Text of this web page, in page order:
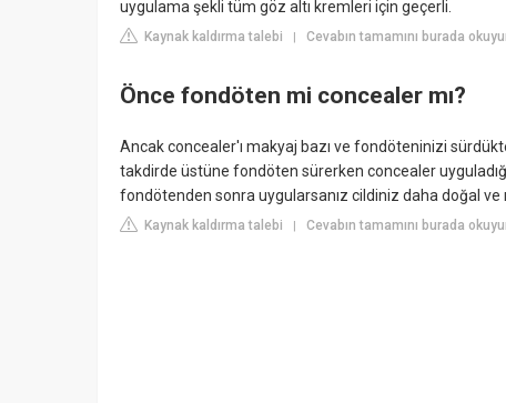
uygulama şekli tüm göz altı kremleri için geçerli.
Kaynak kaldırma talebi | Cevabın tamamını burada
Önce fondöten mi concealer mı?
Ancak concealer'ı makyaj bazı ve fondöteninizi
takdirde üstüne fondöten sürerken concealer
fondötenden sonra uygularsanız cildiniz daha doğal ve
Kaynak kaldırma talebi | Cevabın tamamını burada